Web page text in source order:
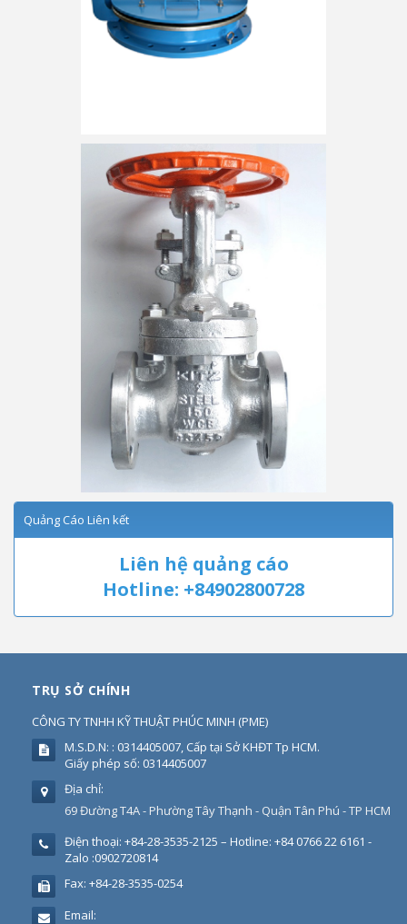
Quảng Cáo Liên kết
Liên hệ quảng cáo
Hotline: +84902800728
TRỤ SỞ CHÍNH
CÔNG TY TNHH KỸ THUẬT PHÚC MINH (PME)
M.S.D.N: : 0314405007, Cấp tại Sở KHĐT Tp HCM.
Giấy phép số: 0314405007
Địa chỉ:
69 Đường T4A - Phường Tây Thạnh - Quận Tân Phú - TP HCM
Điện thoại: +84-28-3535-2125 – Hotline: +84 0766 22 6161 -
Zalo :0902720814
Fax: +84-28-3535-0254
Email: